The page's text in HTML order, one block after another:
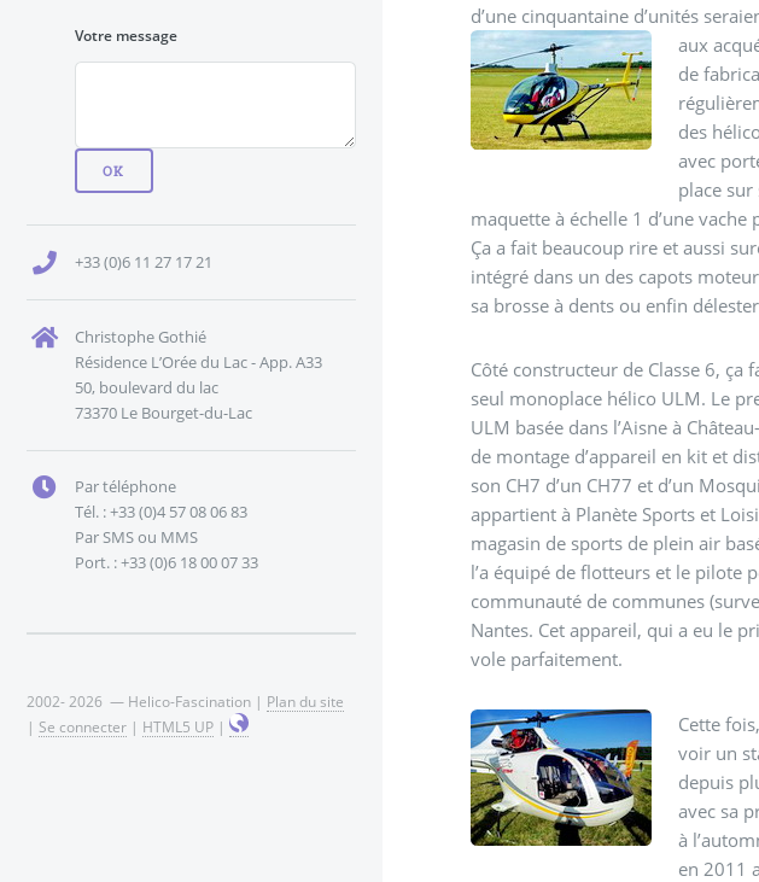
d’une cinquantaine d’unités
aux
de
des
avec
place
maquette à échelle 1 d’une
Ça a fait beaucoup rire et aussi
intégré dans un des capots
sa brosse à dents ou enfin
Côté constructeur de Classe 6,
seul monoplace hélico ULM. Le
ULM basée dans l’Aisne à
de montage d’appareil en kit et
son CH7 d’un CH77 et d’un
appartient à Planète Sports et
magasin de sports de plein air
l’a équipé de flotteurs et le pilote
communauté de communes
Nantes. Cet appareil, qui a eu le
vole parfaitement.
Cette
voir un
depuis
avec sa
à
en 2011
Votre message
+33 (0)6 11 27 17 21
Christophe Gothié
Résidence L’Orée du Lac - App. A33
50, boulevard du lac
73370 Le Bourget-du-Lac
Par téléphone
Tél. : +33 (0)4 57 08 06 83
Par SMS ou MMS
Port. : +33 (0)6 18 00 07 33
2002- 2026 — Helico-Fascination | Plan du site
| Se connecter | HTML5 UP |